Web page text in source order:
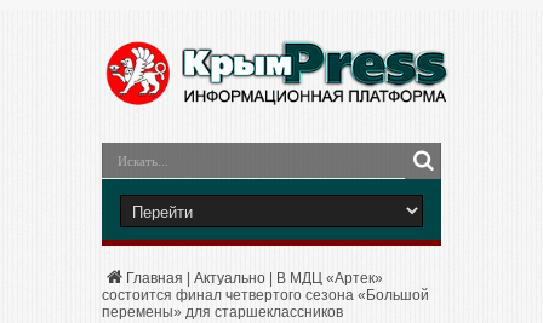
Главная Актуально
В МДЦ «Артек»
состоится финал четвертого сезона «Большой
перемены» для старшеклассников